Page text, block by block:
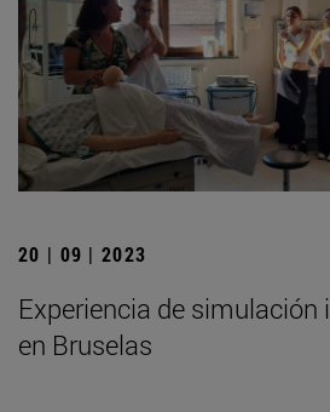
20 | 09 | 2023
Experiencia de simulación
en Bruselas